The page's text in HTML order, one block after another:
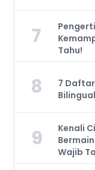
7
Tahu!
8
7
9
Kenali
Wajib